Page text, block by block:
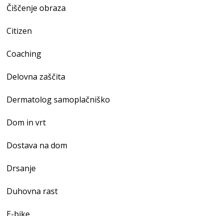
Čiščenje obraza
Citizen
Coaching
Delovna zaščita
Dermatolog samoplačniško
Dom in vrt
Dostava na dom
Drsanje
Duhovna rast